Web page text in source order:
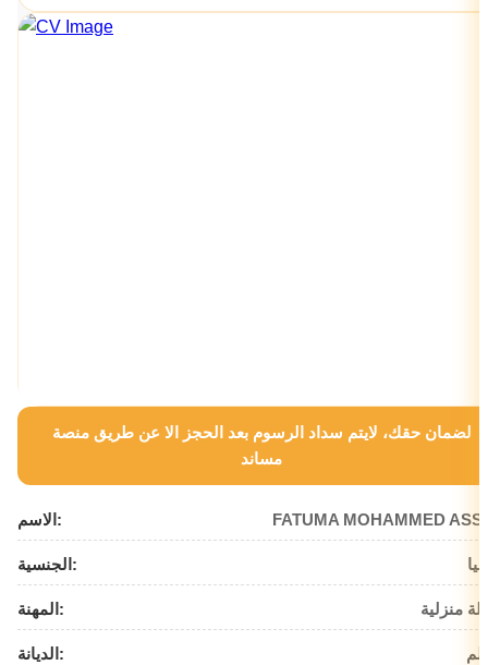
لضمان حقك، لايتم سداد الرسوم بعد الحجز الا عن طريق منصة
مساند
الاسم: FATUMA MOHAMMED
الجنسية:
المهنة: منزلية
الديانة: